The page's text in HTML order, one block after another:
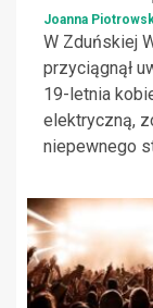
Joanna
W Zduńskiej
przyciągnął
19-letnia
elektryczną,
niepewnego